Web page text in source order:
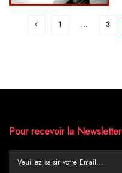
1 … 3
Pour recevoir la Newsletter